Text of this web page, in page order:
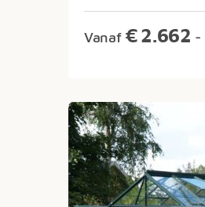
Vanaf €2.662 -